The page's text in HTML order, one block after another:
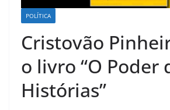
POLÍTICA
Cristovão
o livro “O Poder
Histórias”